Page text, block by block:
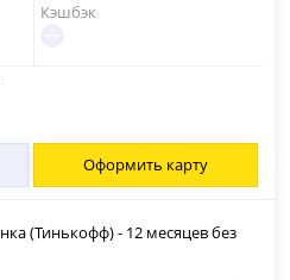
Кэшбэк
Оформить карту